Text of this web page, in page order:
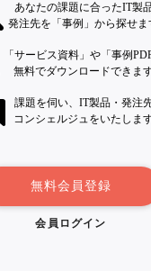
あなたの課題に合ったIT製
発注先を「事例」から探せま
「サービス資料」や「事例
無料でダウンロードできます
課題を伺い、IT製品・発注
コンシェルジュをいたします
無料会員登録
会員ログイン